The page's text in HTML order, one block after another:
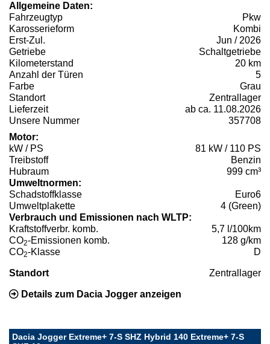
Allgemeine Daten:
Fahrzeugtyp
Pkw
Karosserieform
Kombi
Erst-Zul.
Jun / 2026
Getriebe
Schaltgetriebe
Kilometerstand
20 km
Anzahl der Türen
5
Farbe
Grau
Standort
Zentrallager
Lieferzeit
ab ca. 11.08.2026
Unsere Nummer
357708
Motor:
kW / PS
81 kW / 110 PS
Treibstoff
Benzin
Hubraum
999 cm³
Umweltnormen:
Schadstoffklasse
Euro6
Umweltplakette
4 (Green)
Verbrauch und Emissionen nach WLTP:
Kraftstoffverbr. komb.
5,7 l/100km
CO2-Emissionen komb.
128 g/km
CO2-Klasse D
Standort Zentrallager
Details zum Dacia Jogger anzeigen
Dacia Jogger Extreme+ 7-S SHZ Hybrid 140 Extreme+ 7-S